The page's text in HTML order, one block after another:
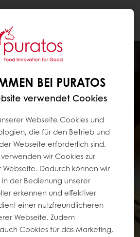
BEI PURATOS
verwendet Cookies
Webseite Cookies und
die für den Betrieb und
Webseite erforderlich sind.
wir Cookies zur
Webseite. Dadurch können wir
der Bedienung unserer
erkennen und effektiver
einer nutzfreundlicheren
Webseite. Zudem
Cookies für das Marketing,